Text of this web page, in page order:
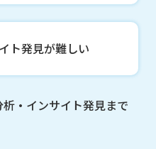
ト発見が難しい
・インサイト発見まで